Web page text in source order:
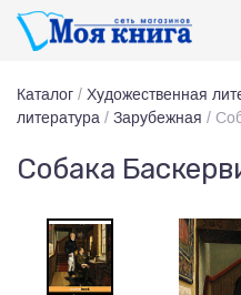
Каталог / Художественная
литература / Зарубежная /
Собака